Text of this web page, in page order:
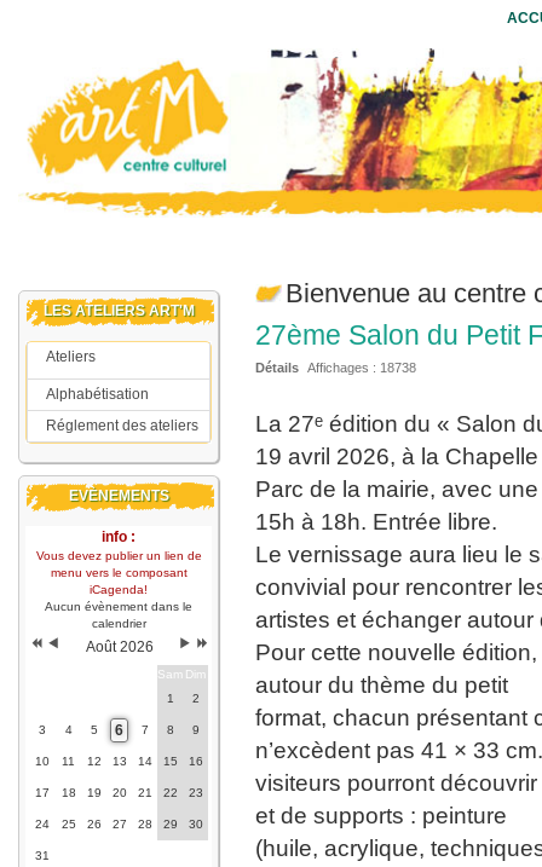
Bienvenue au centre
27ème Salon du Petit
Détails Affichages : 18738
La 27ᵉ édition du « Salon
19 avril 2026, à la
Parc de la mairie, avec
15h à 18h. Entrée libre.
Le vernissage aura lieu le
convivial pour rencontrer
artistes et échanger
Pour cette nouvelle
autour du thème du petit
format, chacun
n’excèdent pas 41 × 33
visiteurs pourront
et de supports : peinture
(huile, acrylique,
LES ATELIERS ART'M
Ateliers
Ateliers enfants
Ateliers adultes
Alphabétisation
Réglement des ateliers
EVÈNEMENTS
info :
Vous devez publier un lien de
menu vers le composant
iCagenda!
Aucun évènement dans le
calendrier
Août 2026
Sam Dim
1
2
3 4 5 6 7 8 9
10 11 12 13 14 15 16
17 18 19 20 21 22 23
24 25 26 27 28 29 30
31